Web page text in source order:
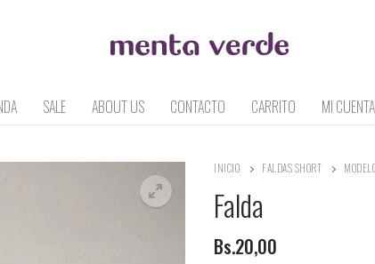
SALE ABOUT US CONTACTO CARRITO MI CUENTA
INICIO FALDAS SHORT
Falda
Bs.20,00